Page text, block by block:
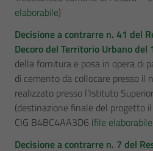
elaborabile)
Decisione a contrarre n. 41 del
Decoro del Territorio Urbano del
della fornitura e posa in opera di
di cemento da collocare presso il
realizzato presso l’Istituto
(destinazione finale del progetto
CIG B4BC4AA3D6 (file elaborabile
Decisione a contrarre n. 7 del